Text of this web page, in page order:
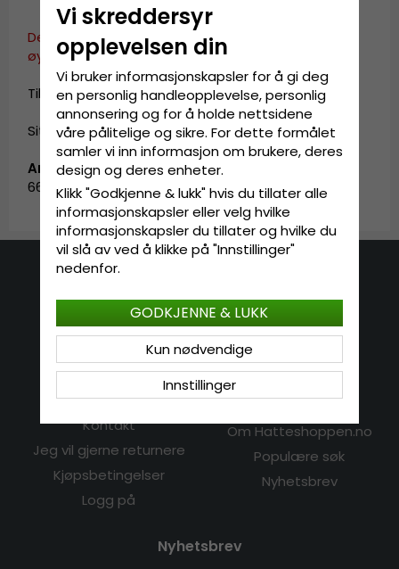
Dette produktet er dessverre ikke i vår katalog for
øyeblikket.
Til startsiden. »
Sitemap »
Artikkel-ID:
6611105.8-2
E-mail: info@hatshop.se
Tel:+47 23 96 48 32
Kontakt
Jeg vil gjerne returnere
Kjøpsbetingelser
Logg på
Om Hatteshoppen.no
Populære søk
Nyhetsbrev
Nyhetsbrev
Vi skreddersyr
opplevelsen din
Vi bruker informasjonskapsler for å gi deg
en personlig handleopplevelse, personlig
annonsering og for å holde nettsidene
våre pålitelige og sikre. For dette formålet
samler vi inn informasjon om brukere, deres
design og deres enheter.
Klikk "Godkjenne & lukk" hvis du tillater alle
informasjonskapsler eller velg hvilke
informasjonskapsler du tillater og hvilke du
vil slå av ved å klikke på "Innstillinger"
nedenfor.
Innstillinger
Kun nødvendige
GODKJENNE & LUKK